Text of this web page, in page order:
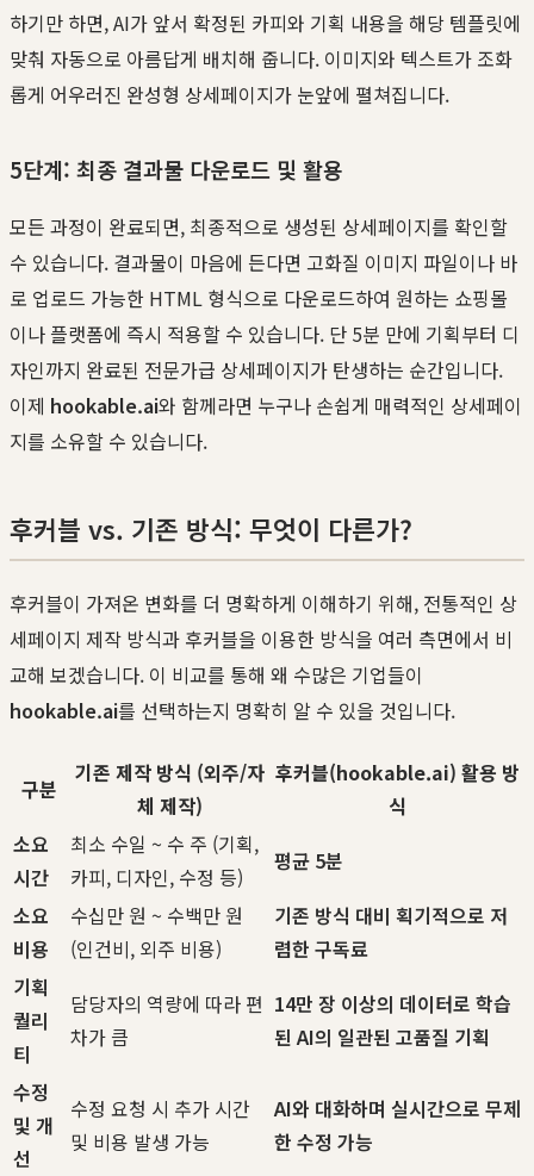
하기만 하면, AI가 앞서 확정된 카피와 기획 내용을 해당 템플릿에
맞춰 자동으로 아름답게 배치해 줍니다. 이미지와 텍스트가 조화
롭게 어우러진 완성형 상세페이지가 눈앞에 펼쳐집니다.
5단계: 최종 결과물 다운로드 및 활용
모든 과정이 완료되면, 최종적으로 생성된 상세페이지를 확인할
수 있습니다. 결과물이 마음에 든다면 고화질 이미지 파일이나 바
로 업로드 가능한 HTML 형식으로 다운로드하여 원하는 쇼핑몰
이나 플랫폼에 즉시 적용할 수 있습니다. 단 5분 만에 기획부터 디
자인까지 완료된 전문가급 상세페이지가 탄생하는 순간입니다.
이제 hookable.ai와 함께라면 누구나 손쉽게 매력적인 상세페이
지를 소유할 수 있습니다.
후커블 vs. 기존 방식: 무엇이 다른가?
후커블이 가져온 변화를 더 명확하게 이해하기 위해, 전통적인 상
세페이지 제작 방식과 후커블을 이용한 방식을 여러 측면에서 비
교해 보겠습니다. 이 비교를 통해 왜 수많은 기업들이
hookable.ai를 선택하는지 명확히 알 수 있을 것입니다.
구분
기존 제작 방식 (외주/자
체 제작)
후커블(hookable.ai) 활용 방
식
소요
시간
최소 수일 ~ 수 주 (기획,
카피, 디자인, 수정 등)
평균 5분
소요
비용
수십만 원 ~ 수백만 원
(인건비, 외주 비용)
기존 방식 대비 획기적으로 저
렴한 구독료
기획
퀄리
티
담당자의 역량에 따라 편
차가 큼
14만 장 이상의 데이터로 학습
된 AI의 일관된 고품질 기획
수정
및 개
선
수정 요청 시 추가 시간
및 비용 발생 가능
AI와 대화하며 실시간으로 무제
한 수정 가능